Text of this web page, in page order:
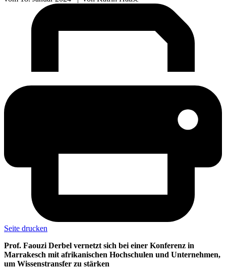
Seite drucken
Prof. Faouzi Derbel vernetzt sich bei einer Konferenz in
Marrakesch mit afrikanischen Hochschulen und Unternehmen,
um Wissenstransfer zu stärken